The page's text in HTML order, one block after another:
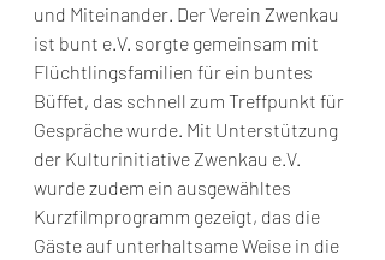
und Miteinander. Der Verein Zwenkau
ist bunt e.V. sorgte gemeinsam mit
Flüchtlingsfamilien für ein buntes
Büffet, das schnell zum Treffpunkt für
Gespräche wurde. Mit Unterstützung
der Kulturinitiative Zwenkau e.V.
wurde zudem ein ausgewähltes
Kurzfilmprogramm gezeigt, das die
Gäste auf unterhaltsame Weise in die